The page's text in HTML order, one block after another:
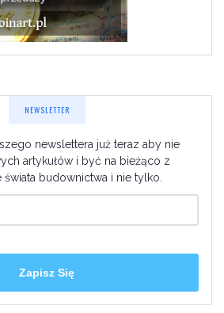
NEWSLETTER
newslettera już teraz aby nie
artykułów i być na bieżąco z
świata budownictwa i nie tylko.